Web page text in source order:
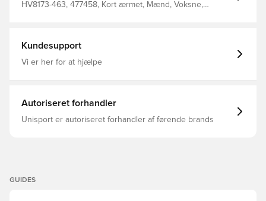
HV8173-463, 477458, Kort ærmet, Mænd, Voksne,
Kundesupport
Vi er her for at hjælpe
Autoriseret forhandler
Unisport er autoriseret forhandler af førende brands
GUIDES